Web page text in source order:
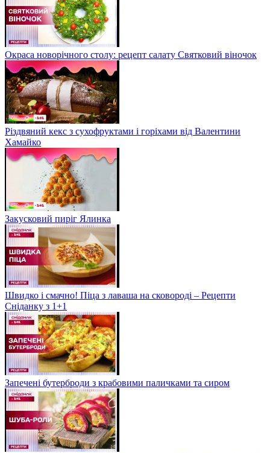
Окраса новорічного столу: рецепт салату Святковий віночок
Різдвяний кекс з сухофруктами і горіхами від Валентини
Хамайко
Закусковий пиріг Ялинка
Швидко і смачно! Піца з лаваша на сковороді – Рецепти
Сніданку з 1+1
Запечені бутерброди з крабовими паличками та сиром